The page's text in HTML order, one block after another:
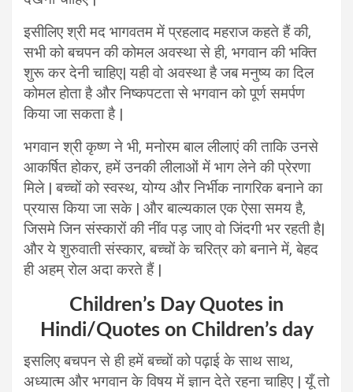
इसीलिए श्री मद भागवतम में प्रहलाद महराज कहते हैं की,
सभी को बचपन की कोमल अवस्था से ही, भगवान की भक्ति
शुरू कर देनी चाहिए| यही वो अवस्था है जब मनुष्य का दिल
कोमल होता है और निष्कपटता से भगवान को पूर्ण समर्पण
किया जा सकता है |
भगवान श्री कृष्ण ने भी, मनोरम बाल लीलाएं की ताकि उनसे
आकर्षित होकर, हमें उनकी लीलाओं में भाग लेने की प्रेरणा
मिले | बच्चों को स्वस्थ, योग्य और निर्भीक नागरिक बनाने का
प्रयास किया जा सके | और बाल्यकाल एक ऐसा समय है,
जिसमे जिन संस्कारों की नींव पड़ जाए वो जिंदगी भर रहती है|
और ये शुरुवाती संस्कार, बच्चों के चरित्र को बनाने में, बेहद
ही अहम् रोल अदा करते हैं |
Children’s Day Quotes in
Hindi/Quotes on Children’s day
इसलिए बचपन से ही हमें बच्चों को पढ़ाई के साथ साथ,
अध्यात्म और भगवान के विषय में ज्ञान देते रहना चाहिए | यूँ तो